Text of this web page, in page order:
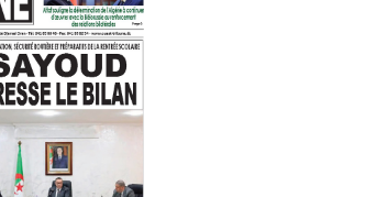
Un régime aux